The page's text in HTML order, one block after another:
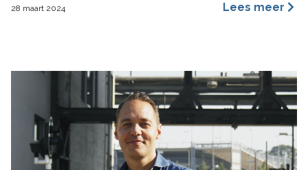
28 maart 2024 Lees meer